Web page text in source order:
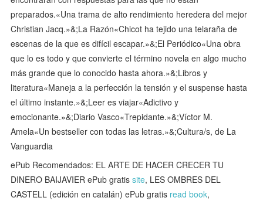
preparados.«Una trama de alto rendimiento heredera del mejor
Christian Jacq.»&;La Razón«Chicot ha tejido una telaraña de
escenas de la que es difícil escapar.»&;El Periódico«Una obra
que lo es todo y que convierte el término novela en algo mucho
más grande que lo conocido hasta ahora.»&;Libros y
literatura«Maneja a la perfección la tensión y el suspense hasta
el último instante.»&;Leer es viajar«Adictivo y
emocionante.»&;Diario Vasco«Trepidante.»&;Víctor M.
Amela«Un bestseller con todas las letras.»&;Cultura/s, de La
Vanguardia
ePub Recomendados: EL ARTE DE HACER CRECER TU
DINERO BAIJAVIER ePub gratissite, LES OMBRES DEL
CASTELL (edición en catalán) ePub gratis read book,